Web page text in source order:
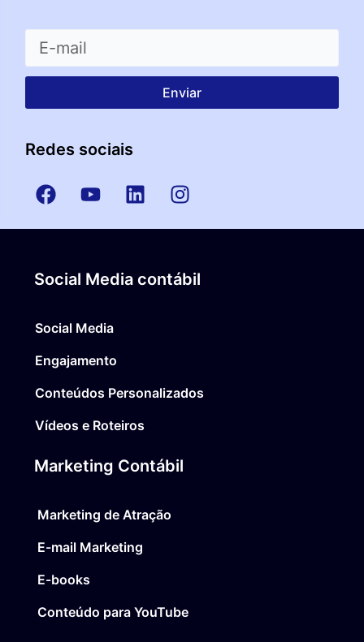
Enviar
Redes sociais
Social Media contábil
Social Media
Engajamento
Conteúdos Personalizados
Vídeos e Roteiros
Marketing Contábil
Marketing de Atração
E-mail Marketing
E-books
Conteúdo para YouTube